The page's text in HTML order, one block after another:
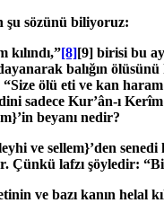
şu sözünü biliyoruz:
kılındı,”[8][9] birisi bu
balığın
“Size ölü eti ve kan
sadece Kur’ân-ı
’in beyanı nedir?
ve sellem}’den
lafzı şöyledir:
ve bazı kanın helal